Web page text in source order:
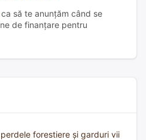
ca să te anunțăm când se
de finanțare pentru
forestiere și garduri vii